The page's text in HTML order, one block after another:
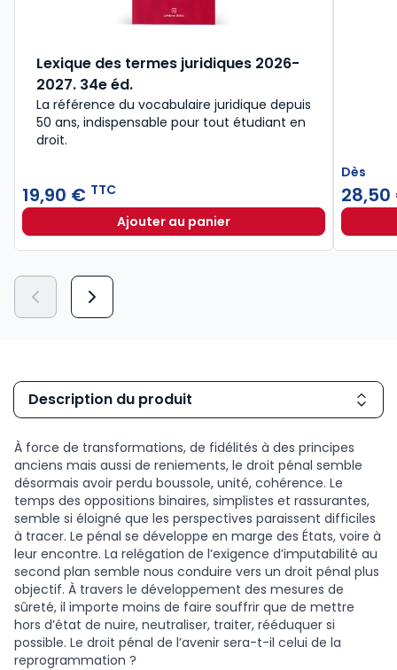
Lexique des termes juridiques 2026-
2027. 34e éd.
La référence du vocabulaire juridique depuis
50 ans, indispensable pour tout étudiant en
droit.​
19,90 € TTC
Ajouter au panierLexique des termes juridiques
Dès
Description du produit
À force de transformations, de fidélités à des principes
anciens mais aussi de reniements, le droit pénal semble
désormais avoir perdu boussole, unité, cohérence. Le
temps des oppositions binaires, simplistes et rassurantes,
semble si éloigné que les perspectives paraissent difficiles
à tracer. Le pénal se développe en marge des États, voire à
leur encontre. La relégation de l’exigence d’imputabilité au
second plan semble nous conduire vers un droit pénal plus
objectif. À travers le développement des mesures de
sûreté, il importe moins de faire souffrir que de mettre
hors d’état de nuire, neutraliser, traiter, rééduquer si
possible. Le droit pénal de l’avenir sera-t-il celui de la
reprogrammation ?